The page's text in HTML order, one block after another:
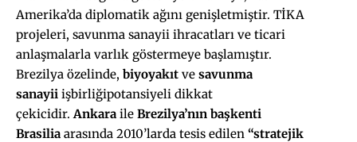
Amerika’da diplomatik ağını genişletmiştir. TİKA
projeleri, savunma sanayii ihracatları ve ticari
anlaşmalarla varlık göstermeye başlamıştır.
Brezilya özelinde, biyoyakıt ve savunma
sanayii işbirliğipotansiyeli dikkat
çekicidir.Ankara ile Brezilya’nın başkenti
Brasilia arasında 2010’larda tesis edilen “stratejik